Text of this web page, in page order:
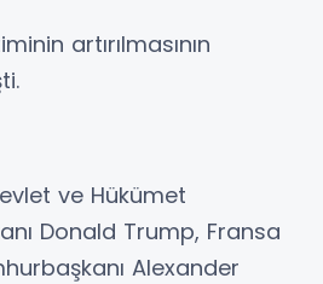
artırılmasının
ve Hükümet
Donald Trump, Fransa
Alexander